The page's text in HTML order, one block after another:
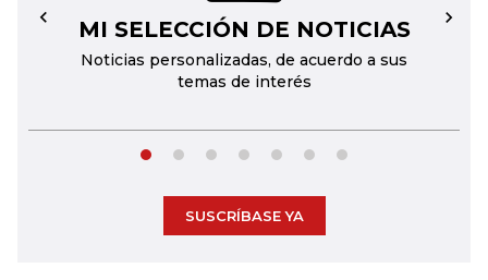
MI SELECCIÓN DE NOTICIAS
Noticias personalizadas, de acuerdo a sus
temas de interés
← →
SUSCRÍBASE YA